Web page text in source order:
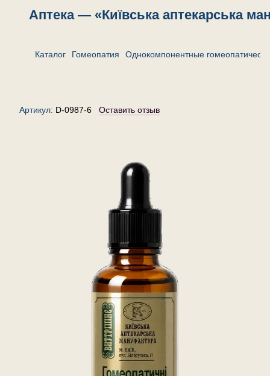
Аптека — «Київська аптекарська
Каталог Гомеопатия Однокомпонентные
Артикул: D-0987-6 Оставить отзыв